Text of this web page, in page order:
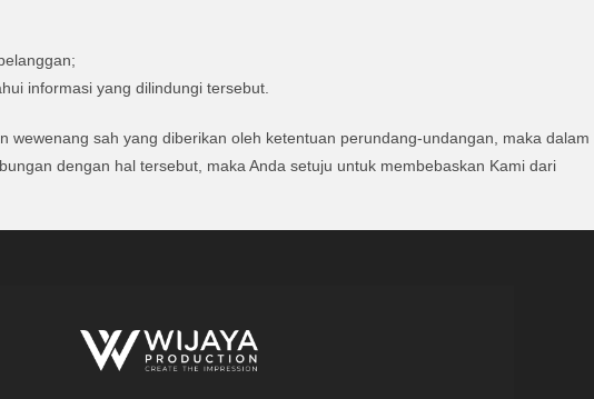
informasi yang dilindungi tersebut.
sah yang diberikan oleh ketentuan perundang-undangan, maka dalam
dengan hal tersebut, maka Anda setuju untuk membebaskan Kami dari
WIJAYA PRODUCTION
Create The Impression ×